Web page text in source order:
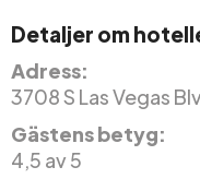
Detaljer om
Adress:
3708 S Las Vegas
Gästens betyg:
4,5 av 5